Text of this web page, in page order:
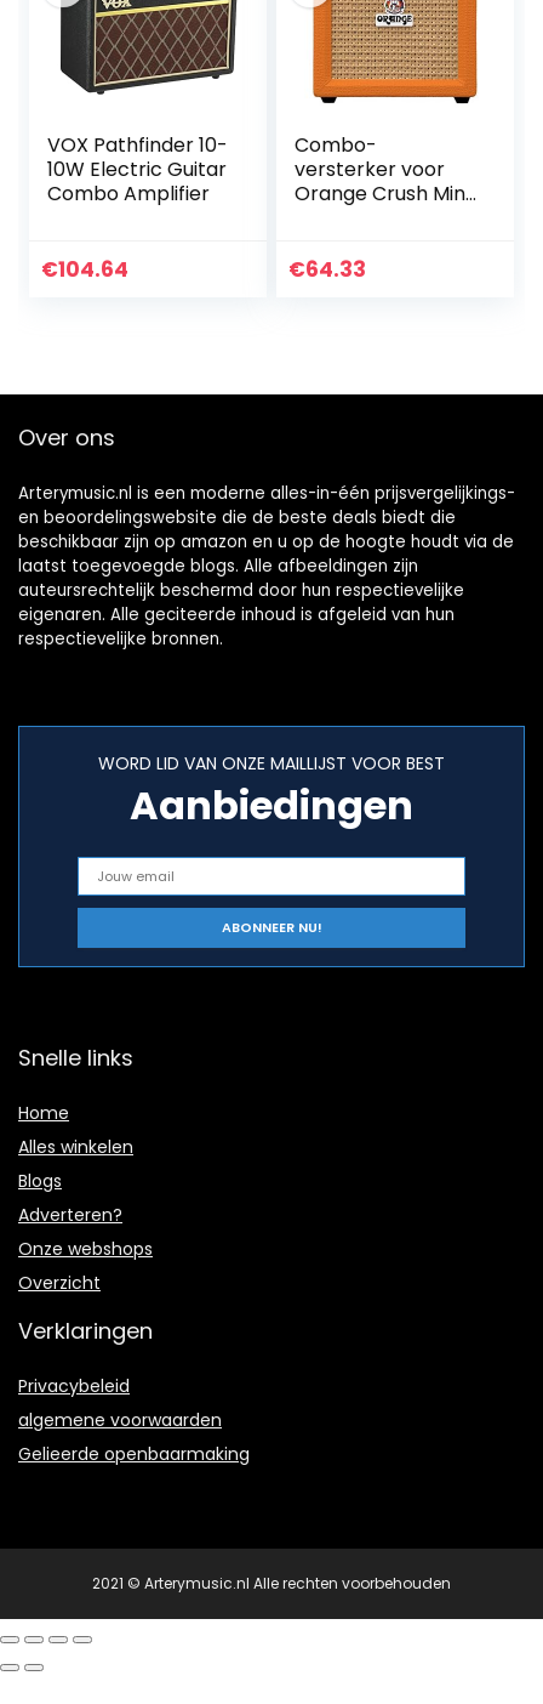
VOX Pathfinder 10-
10W Electric Guitar
Combo Amplifier
€104.64
Combo-
versterker voor
Orange Crush Mini
€64.33
Over ons
Arterymusic.nl is een moderne alles-in-één prijsvergelijkings-
en beoordelingswebsite die de beste deals biedt die
beschikbaar zijn op amazon en u op de hoogte houdt via de
laatst toegevoegde blogs. Alle afbeeldingen zijn
auteursrechtelijk beschermd door hun respectievelijke
eigenaren. Alle geciteerde inhoud is afgeleid van hun
respectievelijke bronnen.
WORD LID VAN ONZE MAILLIJST VOOR BEST
Aanbiedingen
Snelle links
Home
Alles winkelen
Blogs
Adverteren?
Onze webshops
Overzicht
Verklaringen
Privacybeleid
algemene voorwaarden
Gelieerde openbaarmaking
2021 © Arterymusic.nl Alle rechten voorbehouden